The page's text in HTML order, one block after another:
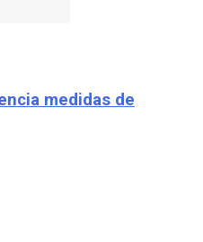
medidas de